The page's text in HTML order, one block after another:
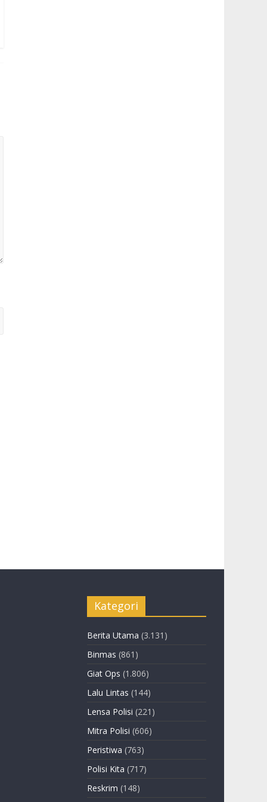
Kategori
Berita Utama (3.131)
Binmas (861)
Giat Ops (1.806)
Lalu Lintas (144)
Lensa Polisi (221)
Mitra Polisi (606)
Peristiwa (763)
Polisi Kita (717)
Reskrim (148)